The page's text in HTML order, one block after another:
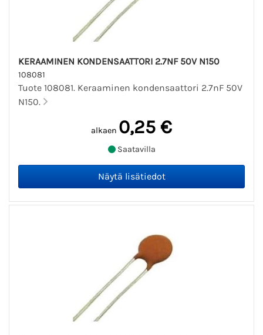
KERAAMINEN KONDENSAATTORI 2.7NF 50V N150
108081
Tuote 108081. Keraaminen kondensaattori 2.7nF 50V
N150.
alkaen 0,25 €
Saatavilla